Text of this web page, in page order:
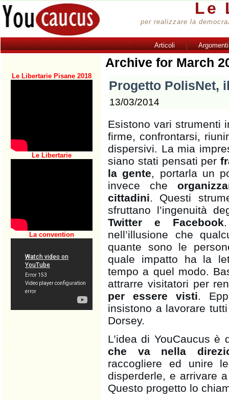
Le
per realizzare la
Articoli Argomenti
Le Libertarie Pisane 2018
Le Libertarie
La convention
Archive for March
Progetto PolisNet,
13/03/2014
Esistono vari strumenti
firme, confrontarsi,
dispersivi. La mia
siano stati pensati per
la gente, portarla un
invece che
cittadini. Questi
sfruttano l’ingenuità
Twitter e Facebook
nell’illusione che
quante sono le
quale impatto ha la
tempo a quel modo.
attrarre visitatori per
per essere visti.
insistono a lavorare
Dorsey.
L’idea di YouCaucus
che va nella
raccogliere ed unire
disperderle, e arrivare
Questo progetto lo